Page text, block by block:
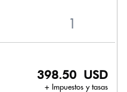
398.50 USD
+ Impuestos y tasas